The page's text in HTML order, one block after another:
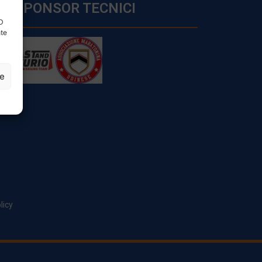
SPONSOR TECNICI